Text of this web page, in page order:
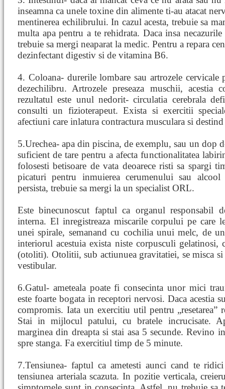
inseamna ca unele toxine din alimente ti-au atacat
mentinerea echilibrului. In cazul acesta, trebuie sa
multa apa pentru a te rehidrata. Daca insa
trebuie sa mergi neaparat la medic. Pentru a repara
dezinfectant digestiv si de vitamina B6.
4. Coloana- durerile lombare sau artrozele cervicale
dezechilibru. Artrozele preseaza muschii, acestia
rezultatul este unul nedorit- circulatia cerebrala
consulti un fizioterapeut. Exista si exercitii
afectiuni care inlatura contractura musculara si
5.Urechea- apa din piscina, de exemplu, sau un dop
suficient de tare pentru a afecta functionalitatea
folosesti betisoare de vata deoarece risti sa spargi
picaturi pentru inmuierea cerumenului sau alcool
persista, trebuie sa mergi la un specialist ORL.
Este binecunoscut faptul ca organul responsabil
interna. El inregistreaza miscarile corpului pe care
unei spirale, semanand cu cochilia unui melc, de
interiorul acestuia exista niste corpusculi gelatinosi,
(otoliti). Otolitii, sub actiunuea gravitatiei, se misca
vestibular.
6.Gatul- ameteala poate fi consecinta unor mici
este foarte bogata in receptori nervosi. Daca acestia
compromis. Iata un exercitiu util pentru „resetarea”
Stai in mijlocul patului, cu bratele incrucisate.
marginea din dreapta si stai asa 5 secunde. Revino
spre stanga. Fa exercitiul timp de 5 minute.
7.Tensiunea- faptul ca ametesti aunci cand te
tensiunea arteriala scazuta. In pozitie verticala,